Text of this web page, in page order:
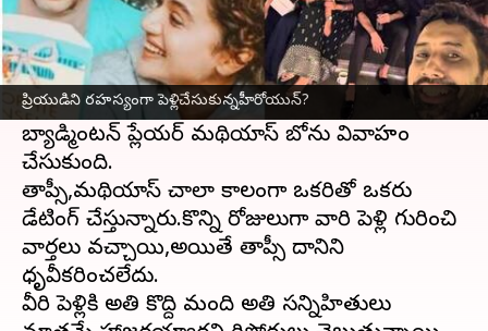
ప్రియుడిని రహస్యంగా పెళ్లిచేసుకున్నహీరోయున్?
ఈ వార్తాకథనం ఏంటి
సినీ నటి తాప్సీ పన్ను తన చిరకాల ప్రియుడు మథియాస్
బోను రహస్యంగా వివాహం చేసుకుంది.
నివేదికల ప్రకారం,ఆమె మార్చి 23 న ఉదయపూర్‌లో
బ్యాడ్మింటన్ ప్లేయర్ మథియాస్ బోను వివాహం
చేసుకుంది.
తాప్సీ,మథియాస్ చాలా కాలంగా ఒకరితో ఒకరు
డేటింగ్ చేస్తున్నారు.కొన్ని రోజులుగా వారి పెళ్లి గురించి
వార్తలు వచ్చాయి,అయితే తాప్సీ దానిని
ధృవీకరించలేదు.
వీరి పెళ్లికి అతి కొద్ది మంది అతి సన్నిహితులు